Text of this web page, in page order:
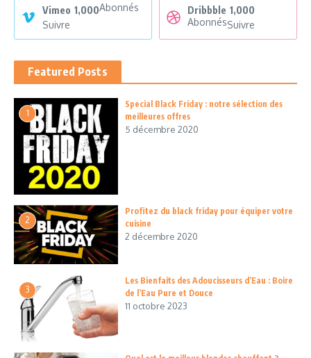
Vimeo 1,000Abonnés
Suivre
Dribbble 1,000
AbonnésSuivre
Featured Posts
1
Special Black Friday : notre sélection des
meilleures offres
5 décembre 2020
2
Profitez du black friday pour équiper votre
cuisine
2 décembre 2020
3
Les Bienfaits des Adoucisseurs d’Eau : Boire
de l’Eau Pure et Douce
11 octobre 2023